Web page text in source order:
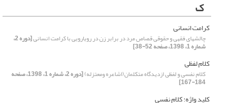
ک
کرامت انسانی
چالشهای فقهی و حقوقی قصاص مرد در برابر زن در رویارویی با کرامت انسانی [دوره 2،
شماره 1، 1398، صفحه 52-38]
کلام لفظی
کلام نفسی و لفظی ازدیدگاه متکلمان(اشاعره ومعتزله) [دوره 2، شماره 1، 1398، صفحه
184-167]
کلید واژه: کلام نفسی